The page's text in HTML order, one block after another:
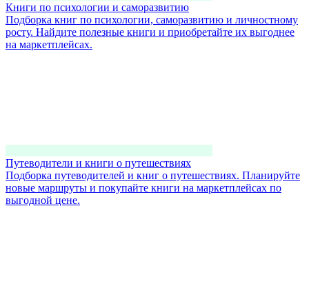
Книги по психологии и саморазвитию
Подборка книг по психологии, саморазвитию и личностному
росту. Найдите полезные книги и приобретайте их выгоднее
на маркетплейсах.
Путеводители и книги о путешествиях
Подборка путеводителей и книг о путешествиях. Планируйте
новые маршруты и покупайте книги на маркетплейсах по
выгодной цене.